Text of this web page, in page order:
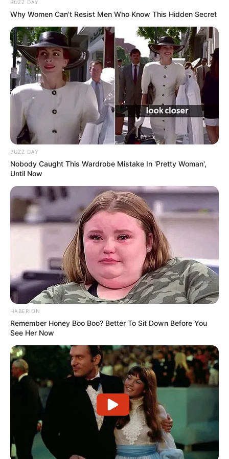
Capricorne vos numéros fétiches
pour EuroDreams
Vous pouvez faire un mixte en sélectionnant
directement vos numéros fétiches sur la grille.
En validant vous obtiendrez une grille complète.
BUZZ DAY
Why Women Can't Resist Men Who Know This Hidden Secret
BUZZ DAY
Nobody Caught This Wardrobe Mistake In 'Pretty Woman',
Until Now
HABERION
Remember Honey Boo Boo? Better To Sit Down Before You
See Her Now